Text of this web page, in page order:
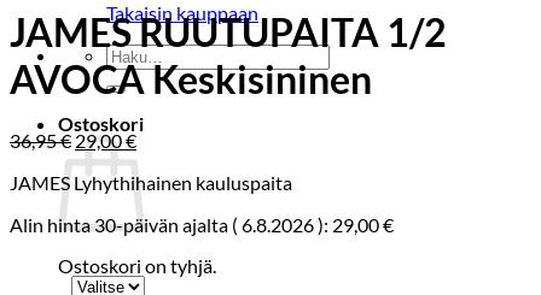
Takaisin kauppaan
Etsi:
Ostoskori
Ostoskori on tyhjä.
JAMES RUUTUPAITA 1/2
AVOCA Keskisininen
36,95€Alkuperäinen
hinta
oli:
29,00€Nykyinen
hinta
on:
JAMES Lyhythihainen kauluspaita
Alin hinta 30-päivän ajalta ( 6.8.2026): 29,00€